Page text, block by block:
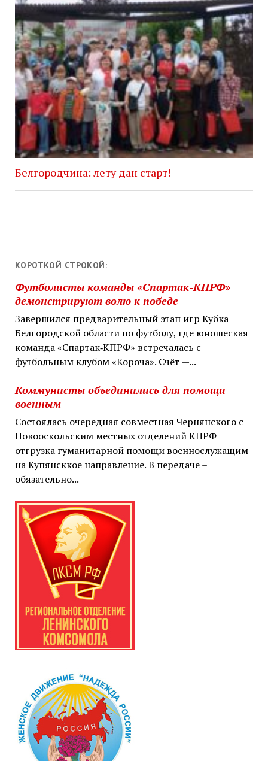
КОРОТКОЙ СТРОКОЙ:
Футболисты команды «Спартак-КПРФ»
демонстрируют волю к победе
Завершился предварительный этап игр Кубка
Белгородской области по футболу, где юношеская
команда «Спартак‑КПРФ» встречалась с
футбольным клубом «Короча». Счёт —...
Коммунисты объединились для помощи
военным
Состоялась очередная совместная Чернянского с
Новооскольским местных отделений КПРФ
отгрузка гуманитарной помощи военнослужащим
на Купянсккое направление. В передаче –
обязательно...
Белгородчина: лету дан старт!